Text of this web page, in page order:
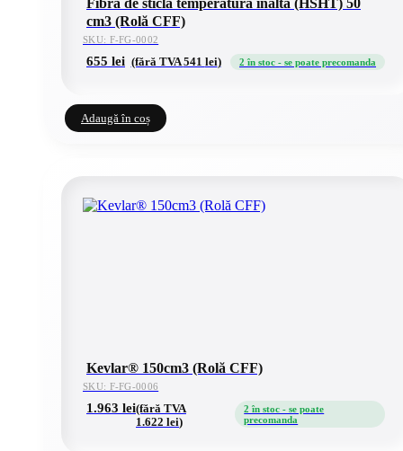
cm3 (Rolă CFF)
SKU: F-FG-0002
655 lei (fără TVA541 lei) 2 în stoc - se poate precomanda
Adaugă în coș
Kevlar® 150cm3 (Rolă CFF)
SKU: F-FG-0006
1.963 lei(fără TVA
1.622 lei)
2 în stoc - se poate
precomanda